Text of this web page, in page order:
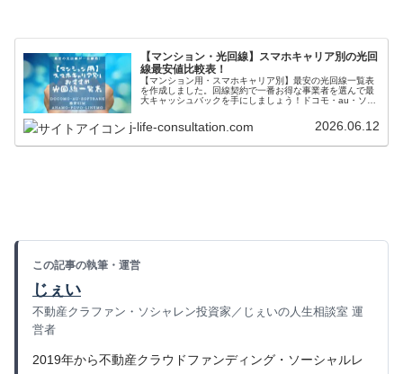
【マンション・光回線】スマホキャリア別の光回
線最安値比較表！
【マンション用・スマホキャリア別】最安の光回線一覧表
を作成しました。回線契約で一番お得な事業者を選んで最
大キャッシュバックを手にしましょう！ドコモ・au・ソフ
でわかります。キャッシュバック条件などもわかりやすく
解説しました。
j-life-consultation.com 2026.06.12
この記事の執筆・運営
じぇい
不動産クラファン・ソシャレン投資家／じぇいの人生相談室 運
営者
2019年から不動産クラウドファンディング・ソーシャルレ